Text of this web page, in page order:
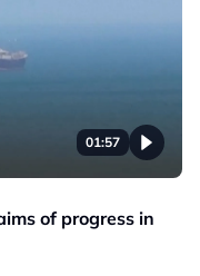
01:57
of progress in